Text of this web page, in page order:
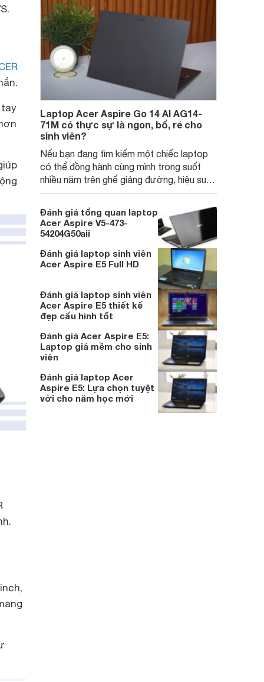
Laptop Acer Aspire Go 14 AI AG14-
71M có thực sự là ngon, bổ, rẻ cho
sinh viên?
Nếu bạn đang tìm kiếm một chiếc laptop
có thể đồng hành cùng mình trong suốt
nhiều năm trên ghế giảng đường, hiệu suất
vừa tin cậy vừa bền bỉ, không cần các yếu
tố cao cấp đắt tiền thì Acer Aspire Go 14
AI AG14-71M hẳn có thể đáp ứng được
bạn.
Đánh giá tổng quan laptop
Acer Aspire V5-473-
54204G50aii
Đánh giá laptop sinh viên
Acer Aspire E5 Full HD
Đánh giá laptop sinh viên
Acer Aspire E5 thiết kế
đẹp cấu hình tốt
Đánh giá Acer Aspire E5:
Laptop giá mềm cho sinh
viên
Đánh giá laptop Acer
Aspire E5: Lựa chọn tuyệt
vời cho năm học mới